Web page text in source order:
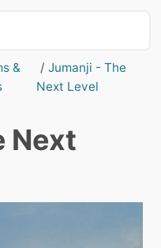
&
Jumanji - The
Next Level
Next